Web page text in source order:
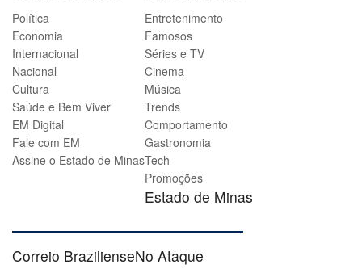
Política
Economia
Internacional
Nacional
Cultura
Saúde e Bem Viver
EM Digital
Fale com EM
Assine o Estado de Minas
Entretenimento
Famosos
Séries e TV
Cinema
Música
Trends
Comportamento
Gastronomia
Tech
Promoções
Estado de Minas
Correio BrazilienseNo Ataque